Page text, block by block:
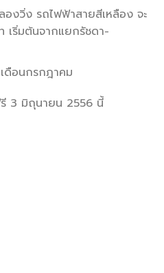
องวิ่ง รถไฟฟ้าสายสีเหลือง จะ
เริ่มต้นจากแยกรัชดา-
เดือนกรกฎาคม
3 มิถุนายน 2556 นี้